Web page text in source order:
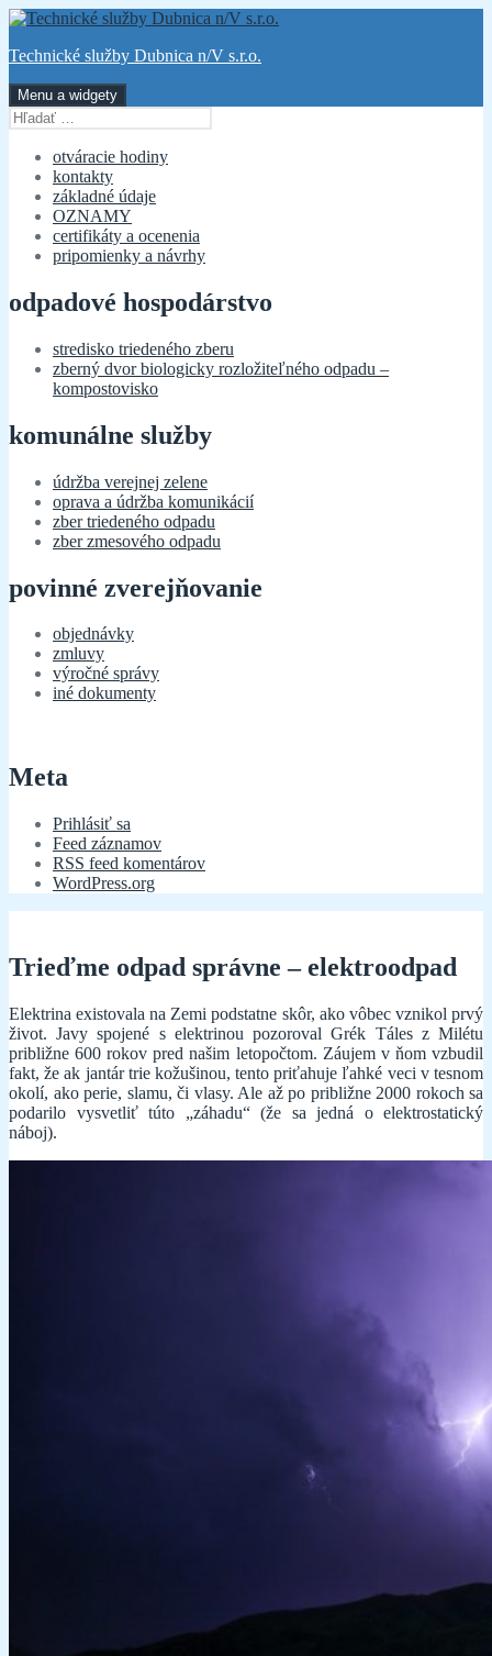
Preskočiť
obsah
Technické služby Dubnica n/V s.r.o.
Menu a widgety
Hľadať:
otváracie hodiny
kontakty
základné údaje
OZNAMY
certifikáty a ocenenia
pripomienky a návrhy
odpadové hospodárstvo
stredisko triedeného zberu
zberný dvor biologicky rozložiteľného odpadu –
kompostovisko
komunálne služby
údržba verejnej zelene
oprava a údržba komunikácií
zber triedeného odpadu
zber zmesového odpadu
povinné zverejňovanie
objednávky
zmluvy
výročné správy
iné dokumenty
Meta
Prihlásiť sa
Feed záznamov
RSS feed komentárov
WordPress.org
Trieďme odpad správne – elektroodpad
Elektrina existovala na Zemi podstatne skôr, ako vôbec vznikol prvý
život. Javy spojené s elektrinou pozoroval Grék Táles z Milétu
približne 600 rokov pred našim letopočtom. Záujem v ňom vzbudil
fakt, že ak jantár trie kožušinou, tento priťahuje ľahké veci v tesnom
okolí, ako perie, slamu, či vlasy. Ale až po približne 2000 rokoch sa
podarilo vysvetliť túto „záhadu“ (že sa jedná o elektrostatický
náboj).